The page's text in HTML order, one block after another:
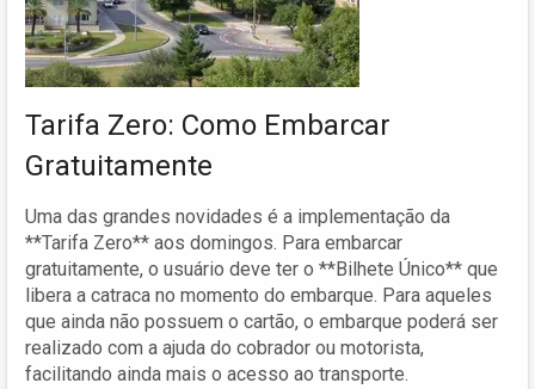
Tarifa Zero: Como Embarcar
Gratuitamente
Uma das grandes novidades é a implementação da
**Tarifa Zero** aos domingos. Para embarcar
gratuitamente, o usuário deve ter o **Bilhete Único** que
libera a catraca no momento do embarque. Para aqueles
que ainda não possuem o cartão, o embarque poderá ser
realizado com a ajuda do cobrador ou motorista,
facilitando ainda mais o acesso ao transporte.